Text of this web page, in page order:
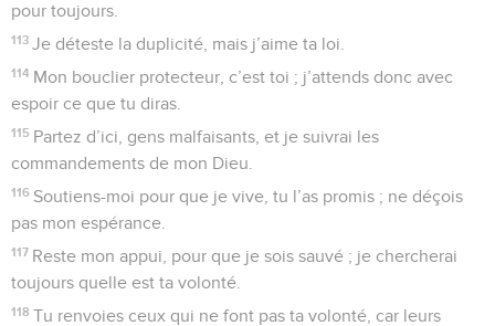
pour toujours.
113 Je déteste la duplicité, mais j’aime ta loi.
114 Mon bouclier protecteur, c’est toi ; j’attends donc avec
espoir ce que tu diras.
115 Partez d’ici, gens malfaisants, et je suivrai les
commandements de mon Dieu.
116 Soutiens-moi pour que je vive, tu l’as promis ; ne déçois
pas mon espérance.
117 Reste mon appui, pour que je sois sauvé ; je chercherai
toujours quelle est ta volonté.
118 Tu renvoies ceux qui ne font pas ta volonté, car leurs